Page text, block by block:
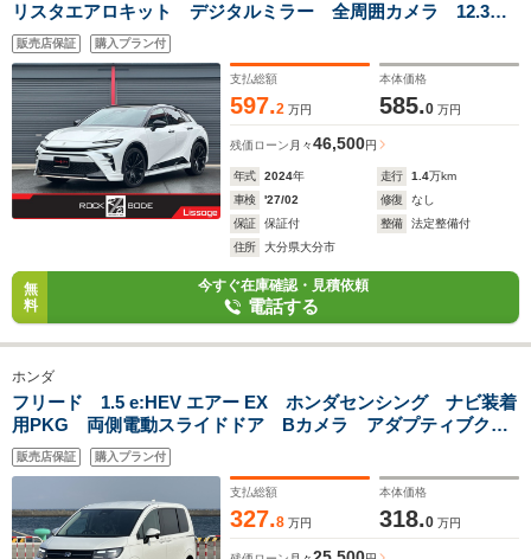
リスタエアロキット デジタルミラー 全周囲カメラ 12.3型
ナビTV 黒革ベンチレーションシート パワーバックドア ワ
イヤレス充電 HUD BSM トヨタチームメイト 21inAW
販売店保証 購入プラン付
支払総額
597.2 万円
本体価格
585.0 万円
残価ローン 月々46,500円
年式 2024年 走行 1.4万km
車検
'27/02 修復
なし
保証
保証付 整備
法定整備付
住所
大分県大分市
無
料
今すぐ在庫確認・見積依頼
電話する
ホンダ
フリード 1.5 e:HEV エアー EX ホンダセンシング ナビ装着
用PKG 両側電動スライドドア Bカメラ アダプティブクル
コン BSM パークセンサー コンビシート シートヒータ
ー フルLEDヘッドランプ オートハイビーム リアクーラー
販売店保証 購入プラン付
支払総額
327.8 万円
本体価格
318.0 万円